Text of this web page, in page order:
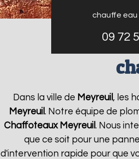
chauffe
09 72
Dans la ville de Meyreuil , les
Meyreuil . Notre équipe de
Chaffoteaux Meyreuil . Nous
que ce soit pour une
d'intervention rapide pour que